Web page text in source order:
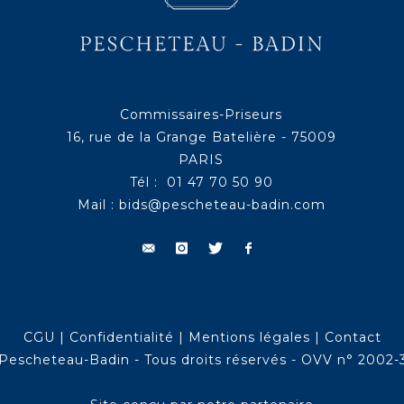
Commissaires-Priseurs
16, rue de la Grange Batelière - 75009
PARIS
Tél : 01 47 70 50 90
Mail : bids@pescheteau-badin.com
CGU | Confidentialité | Mentions légales | Contact
Badin - Tous droits réservés - OVV n° 2002-